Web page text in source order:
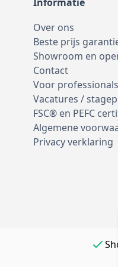
Over ons
Beste prijs
Showroom en
Contact
Voor professionals
Vacatures /
FSC® en PEFC
Algemene
Privacy verklaring